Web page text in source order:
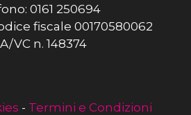
0161 250694
fiscale 00170580062
VC n. 148374
- Termini e Condizioni